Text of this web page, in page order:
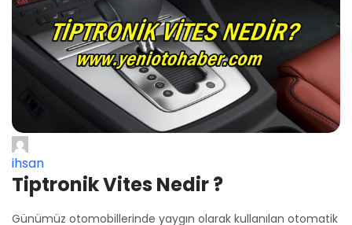
ihsan
Tiptronik Vites Nedir ?
Günümüz otomobillerinde yaygın olarak kullanılan otomatik